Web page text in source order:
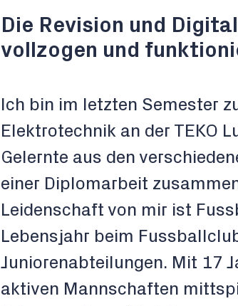
Die Revision und
vollzogen und
Ich bin im letzten Semester
Elektrotechnik an der TEKO
Gelernte aus den
einer Diplomarbeit
Leidenschaft von mir ist
Lebensjahr beim
Juniorenabteilungen. Mit 17
aktiven Mannschaften